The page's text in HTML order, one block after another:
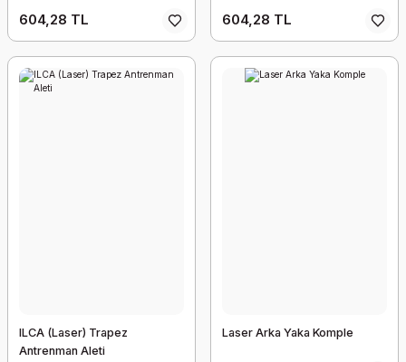
604,28 TL 604,28 TL
ILCA (Laser) Trapez
Antrenman Aleti
Laser Arka Yaka Komple